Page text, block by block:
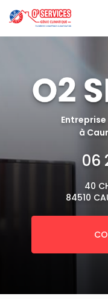
au
contenu
principal
à
06
40
84510